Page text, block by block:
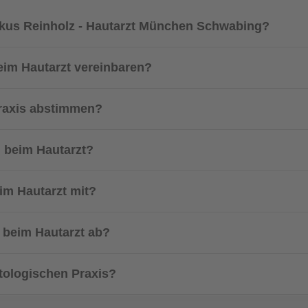
Reinholz - Hautarzt München Schwabing?
Hautarzt vereinbaren?
abstimmen?
Hautarzt?
Hautarzt mit?
Hautarzt ab?
Praxis?